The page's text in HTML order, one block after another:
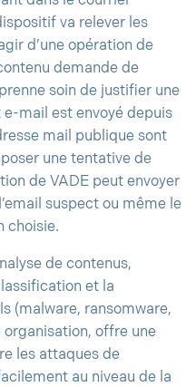
va relever les
d’une opération de
demande de
soin de justifier une
e-mail est envoyé depuis
mail publique sont
une tentative de
de VADE peut envoyer
suspect ou même le
choisie.
de contenus,
et la
(malware, ransomware,
organisation, offre une
les attaques de
au niveau de la